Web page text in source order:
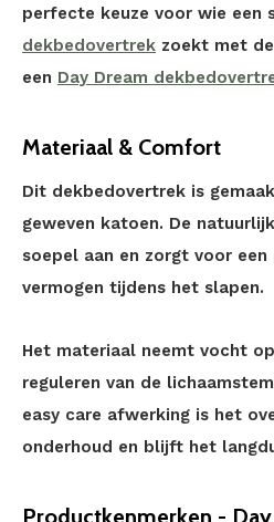
perfecte keuze voor wie een
dekbedovertrek zoekt met
een Day Dream
Materiaal & Comfort
Dit dekbedovertrek is
geweven katoen. De
soepel aan en zorgt voor een
vermogen tijdens het slapen.
Het materiaal neemt vocht
reguleren van de
easy care afwerking is het
onderhoud en blijft het
Productkenmerken -